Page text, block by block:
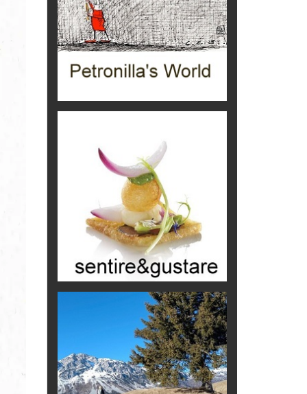
Gioielli italiani
Menzogne di stato
Le dichiarazioni di Maurizio Federico
scammer
di Mirta B. Bono
Storie...di storia
Macchine di guerra
Editoriale
Turismo in Miniera
Puglia - Tra storia e recupero
Castione, sotto il segno del
castagno
Eventi